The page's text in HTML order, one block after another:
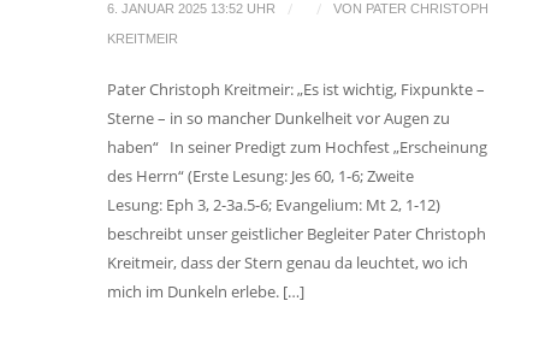
6. JANUAR 2025 13:52 UHR / / VON PATER CHRISTOPH
KREITMEIR
Pater Christoph Kreitmeir: „Es ist wichtig, Fixpunkte –
Sterne – in so mancher Dunkelheit vor Augen zu
haben“ In seiner Predigt zum Hochfest „Erscheinung
des Herrn“ (Erste Lesung: Jes 60, 1-6; Zweite
Lesung: Eph 3, 2-3a.5-6; Evangelium: Mt 2, 1-12)
beschreibt unser geistlicher Begleiter Pater Christoph
Kreitmeir, dass der Stern genau da leuchtet, wo ich
mich im Dunkeln erlebe. […]